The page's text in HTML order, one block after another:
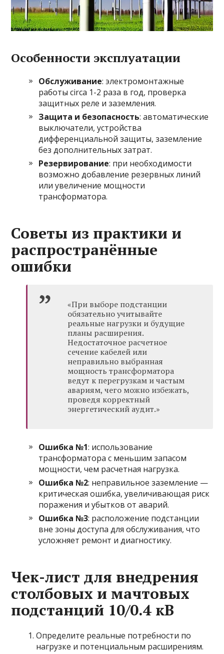
Особенности эксплуатации
Обслуживание: электромонтажные
работы circa 1-2 раза в год, проверка
защитных реле и заземления.
Защита и безопасность: автоматические
выключатели, устройства
дифференциальной защиты, заземление
без дополнительных затрат.
Резервирование: при необходимости
возможно добавление резервных линий
или увеличение мощности
трансформатора.
Советы из практики и
распространённые
ошибки
«При выборе подстанции
обязательно учитывайте
реальные нагрузки и будущие
планы расширения.
Недостаточное расчетное
сечение кабелей или
неправильно выбранная
мощность трансформатора
ведут к перегрузкам и частым
авариям, чего можно избежать,
проведя корректный
энергетический аудит.»
Ошибка №1: использование
трансформатора с меньшим запасом
мощности, чем расчетная нагрузка.
Ошибка №2: неправильное заземление —
критическая ошибка, увеличивающая риск
поражения и убытков от аварий.
Ошибка №3: расположение подстанции
вне зоны доступа для обслуживания, что
усложняет ремонт и диагностику.
Чек-лист для внедрения
столбовых и мачтовых
подстанций 10/0.4 кВ
Определите реальные потребности по
нагрузке и потенциальным расширениям.